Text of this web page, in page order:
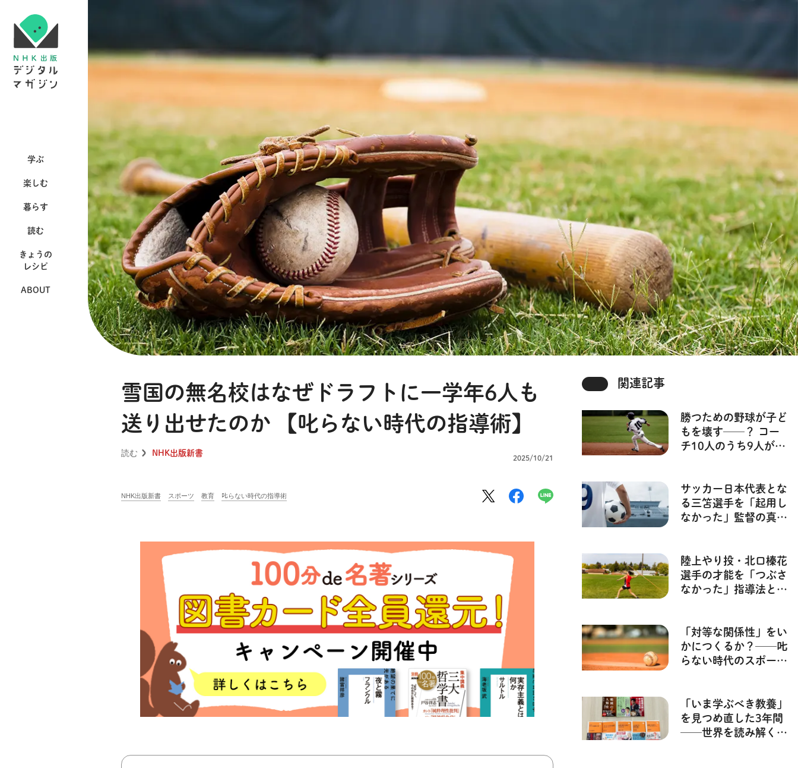
学ぶ
楽しむ
暮らす
読む
きょうの
レシピ
ABOUT
雪国の無名校はなぜドラフトに一学年6人も
送り出せたのか 【叱らない時代の指導術】
読む NHK出版新書
2025/10/21
NHK出版新書 スポーツ 教育 𠮟らない時代の指導術
関連記事
勝つための野球が子ど
もを壊す──？ コー
チ10人のうち9人が辞
ブの「賭け」【𠮟らな
い時代の指導術】
サッカー日本代表とな
る三笘選手を「起用し
なかった」監督の真意
陸上やり投・北口榛花
選手の才能を「つぶさ
なかった」指導法とは
「対等な関係性」をい
かにつくるか？──𠮟
らない時代のスポーツ
の指導術】
「いま学ぶべき教養」
を見つめ直した3年間
──世界を読み解く、